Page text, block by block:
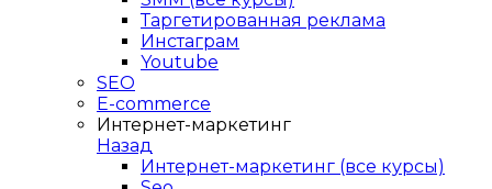
Таргетированная реклама
Инстаграм
Youtube
SEO
E-сommerce
Интернет-маркетинг
Назад
Интернет-маркетинг (все курсы)